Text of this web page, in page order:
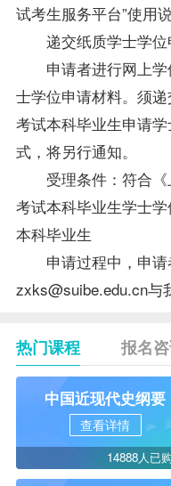
试考生服务平台”使用说
递交纸质学士学
申请者进行网上
士学位申请材料。须
考试本科毕业生申请
式，将另行通知。
受理条件：符合
考试本科毕业生学士
本科毕业生
申请过程中，申
zxks@suibe.edu.cn与
热门课程 报名
中国近现代史纲要
查看详情
14888人已